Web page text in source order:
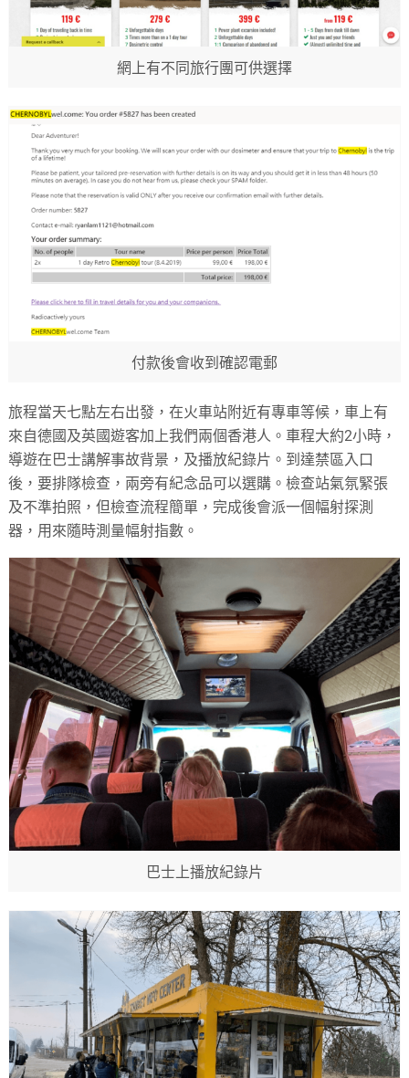
網上有不同旅行團可供選擇
付款後會收到確認電郵
旅程當天七點左右出發，在火車站附近有專車等候，車上有
來自德國及英國遊客加上我們兩個香港人。車程大約2小時，
導遊在巴士講解事故背景，及播放紀錄片。到達禁區入口
後，要排隊檢查，兩旁有紀念品可以選購。檢查站氣氛緊張
及不準拍照，但檢查流程簡單，完成後會派一個幅射探測
器，用來隨時測量幅射指數。
巴士上播放紀錄片